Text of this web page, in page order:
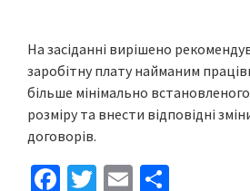
На засіданні вирішено
заробітну плату найманим
більше мінімально
розміру та внести відповідні
договорів.
Fa T
E